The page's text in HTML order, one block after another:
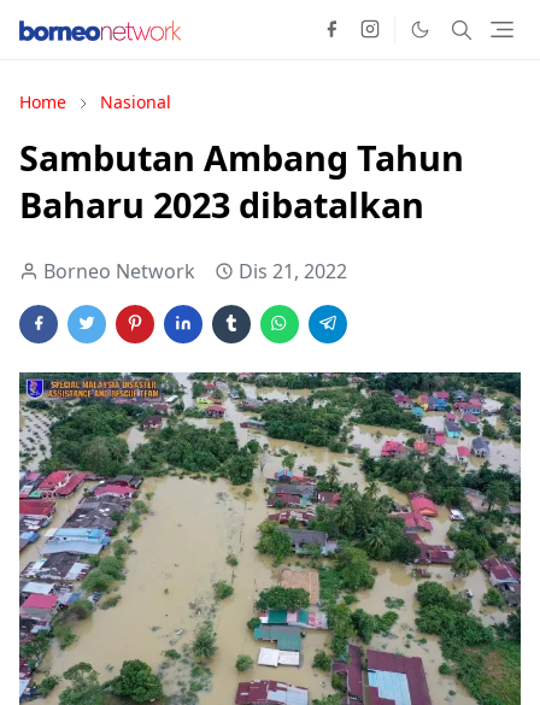
Home Nasional
Sambutan Ambang Tahun
Baharu 2023 dibatalkan
Borneo Network Dis 21, 2022